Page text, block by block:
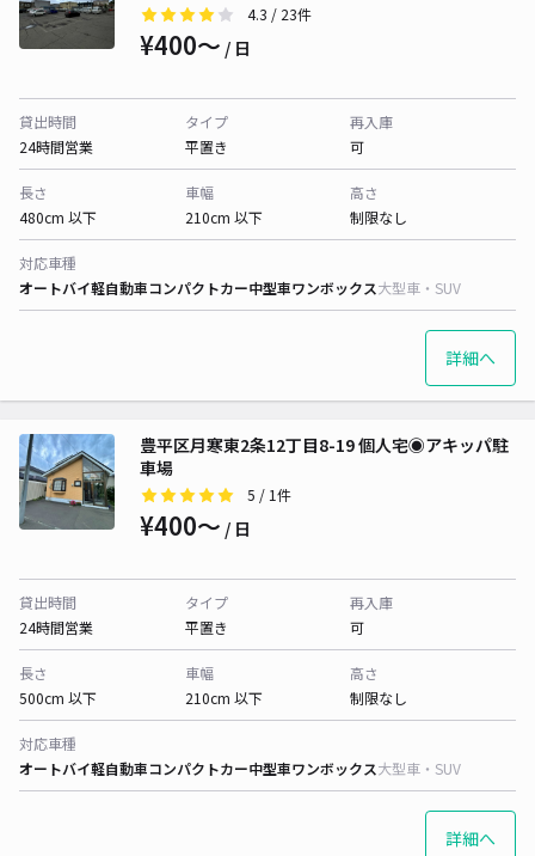
4.3 / 23件
¥400〜 / 日
貸出時間
24時間営業
タイプ
平置き
再入庫
可
長さ
480cm 以下
車幅
210cm 以下
高さ
制限なし
対応車種
オートバイ軽自動車コンパクトカー中型車ワンボックス大型車・SUV
詳細へ
豊平区月寒東2条12丁目8-19 個人宅◉アキッパ駐
車場
5 / 1件
¥400〜 / 日
貸出時間
24時間営業
タイプ
平置き
再入庫
可
長さ
500cm 以下
車幅
210cm 以下
高さ
制限なし
対応車種
オートバイ軽自動車コンパクトカー中型車ワンボックス大型車・SUV
詳細へ